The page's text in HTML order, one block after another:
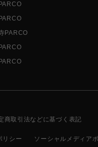
PARCO
商取引法などに基づく表記
リシー ソーシャルメディア